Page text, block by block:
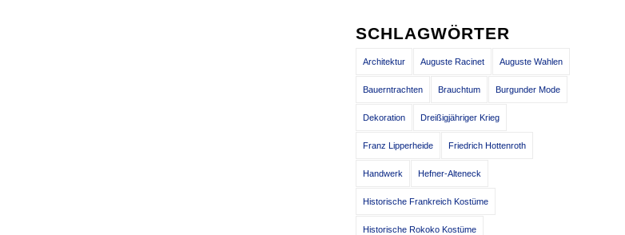
SCHLAGWÖRTER
Architektur Auguste Racinet Auguste Wahlen
Bauerntrachten Brauchtum Burgunder Mode
Dekoration Dreißigjähriger Krieg
Franz Lipperheide Friedrich Hottenroth
Handwerk Hefner-Alteneck
Historische Frankreich Kostüme
Historische Rokoko Kostüme